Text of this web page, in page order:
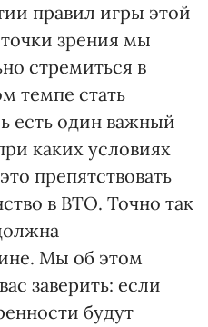
правил игры этой
зрения мы
стремиться в
темпе стать
есть один важный
каких условиях
препятствовать
в ВТО. Точно так
Мы об этом
заверить: если
будут